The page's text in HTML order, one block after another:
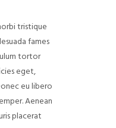
tristique
fames
tortor
eget,
eu libero
Aenean
placerat